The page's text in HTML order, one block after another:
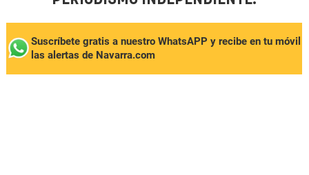
Suscríbete gratis a nuestro WhatsAPP y recibe en tu móvil
las alertas de Navarra.com